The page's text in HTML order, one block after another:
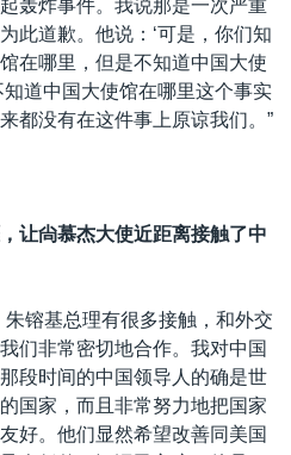
轰炸事件。我说那是一次严重
此道歉。他说：‘可是，你们知
在哪里，但是不知道中国大使
道中国大使馆在哪里这个事实
都没有在这件事上原谅我们。”
让尙慕杰大使近距离接触了中
镕基总理有很多接触，和外交
们非常密切地合作。我对中国
段时间的中国领导人的确是世
国家，而且非常努力地把国家
好。他们显然希望改善同美国